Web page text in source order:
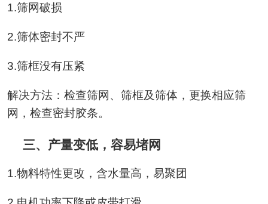
1.筛网破损
2.筛体密封不严
3.筛框没有压紧
解决方法：检查筛网、筛框及筛体，更换相应筛
网，检查密封胶条。
三、产量变低，容易堵网
1.物料特性更改，含水量高，易聚团